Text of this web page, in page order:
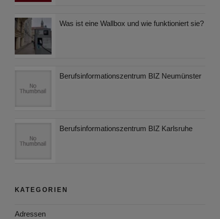
Was ist eine Wallbox und wie funktioniert sie?
Berufsinformationszentrum BIZ Neumünster
Berufsinformationszentrum BIZ Karlsruhe
KATEGORIEN
Adressen